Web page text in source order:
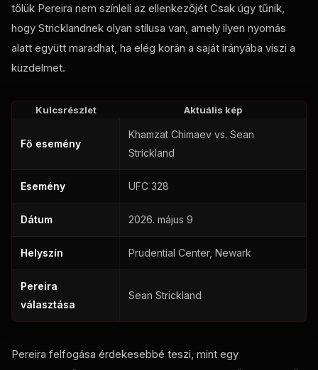
tőlük Pereira nem színleli az ellenkezőjét Csak úgy tűnik,
hogy Stricklandnek olyan stílusa van, amely ilyen nyomás
alatt együtt maradhat, ha elég korán a saját irányába viszi a
küzdelmet.
Kulcsrészlet Aktuális kép
Fő esemény
Khamzat Chimaev vs. Sean
Strickland
Esemény UFC 328
Dátum 2026. május 9
Helyszín Prudential Center, Newark
Pereira
választása
Sean Strickland
Pereira felfogása érdekesebbé teszi, mint egy